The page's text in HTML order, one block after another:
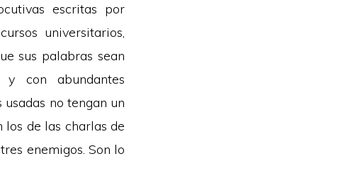
escritas por
universitarios,
sus palabras sean
y con abundantes
no tengan un
los de las charlas de
enemigos. Son lo